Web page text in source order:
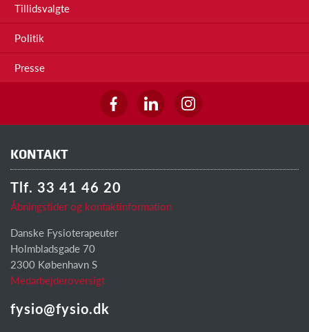
Tillidsvalgte
Politik
Presse
KONTAKT
Tlf. 33 41 46 20
Åbningstider og kontaktinformation
Danske Fysioterapeuter
Holmbladsgade 70
2300 København S
Medarbejderoversigt
fysio@fysio.dk